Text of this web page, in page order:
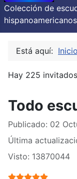
Colección de
Está aquí: Inicio
Hay 225
Todo
Publicado: 02
Última
Visto: 13870044
Ratio:5/5